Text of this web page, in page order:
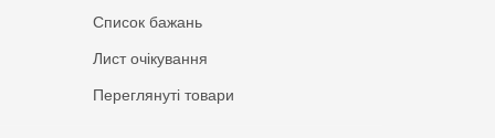
Список бажань
Лист очікування
Переглянуті товари